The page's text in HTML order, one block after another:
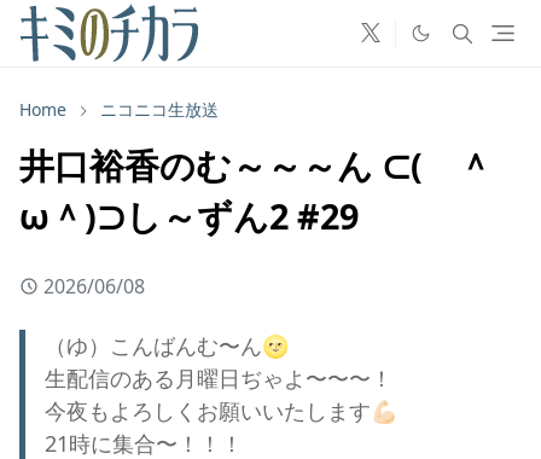
Home ニコニコ生放送
井口裕香のむ～～～ん ⊂( ＾
ω＾)⊃し～ずん2 #29
2026/06/08
（ゆ）こんばんむ〜ん🌝
生配信のある月曜日ぢゃよ〜〜〜！
今夜もよろしくお願いいたします💪🏻
21時に集合〜！！！